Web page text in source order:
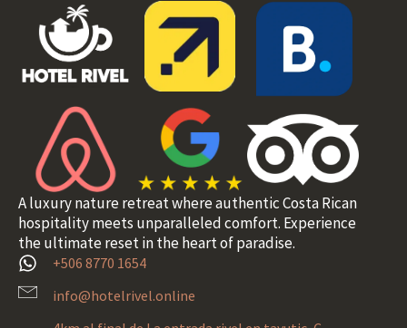
A luxury nature retreat where authentic Costa Rican
hospitality meets unparalleled comfort. Experience
the ultimate reset in the heart of paradise.
+506 8770 1654
info@hotelrivel.online